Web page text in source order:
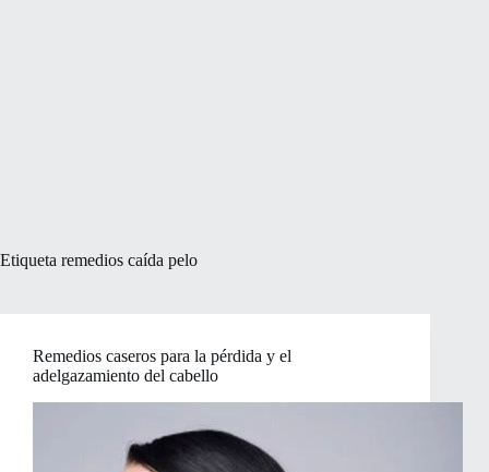
Etiqueta remedios caída pelo
Remedios caseros para la pérdida y el
adelgazamiento del cabello